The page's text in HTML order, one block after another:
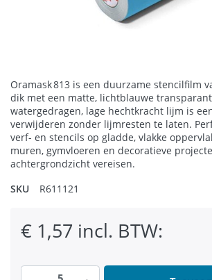
Oramask 813 is een duurzame stencilfilm
dik met een matte, lichtblauwe
watergedragen, lage hechtkracht lijm is
verwijderen zonder lijmresten te laten.
verf- en stencils op gladde, vlakke
muren, gymvloeren en decoratieve
achtergrondzicht vereisen.
SKU
R611121
€ 1,57 incl. BTW: